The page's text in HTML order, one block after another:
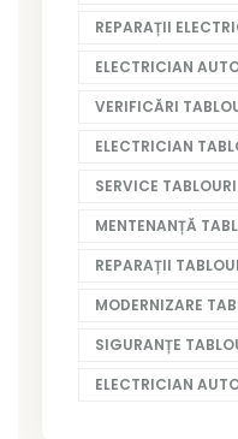
REPARAȚII
ELECTRICIAN
VERIFICĂRI
ELECTRICIAN
SERVICE
MENTENANȚĂ
REPARAȚII
MODERNIZARE
SIGURANȚE
ELECTRICIAN